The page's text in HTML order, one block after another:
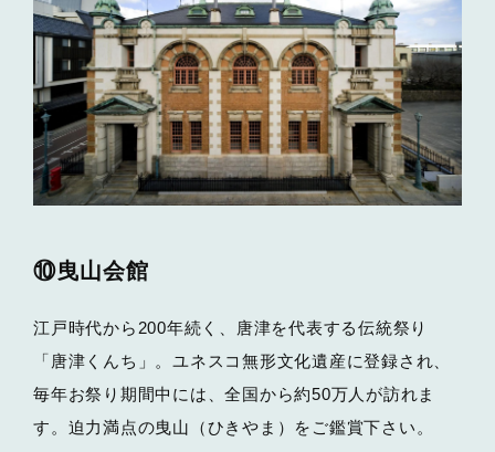
⑩曳山会館
江戸時代から200年続く、唐津を代表する伝統祭り
「唐津くんち」。ユネスコ無形文化遺産に登録され、
毎年お祭り期間中には、全国から約50万人が訪れま
す。迫力満点の曳山（ひきやま）をご鑑賞下さい。